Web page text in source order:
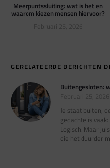
Meerpuntssluiting: wat is het en
waarom kiezen mensen hiervoor?
Februari 25, 2026
GERELATEERDE BERICHTEN
Buitengesloten:
Februari 25, 2026
Je staat buiten,
gedachte is
Logisch. Maar
die het duurder